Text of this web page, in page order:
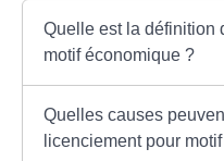
Quelle est la définition
motif économique ?
Quelles causes
licenciement pour